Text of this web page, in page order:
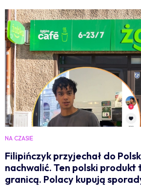
NA CZASIE
Filipińczyk przyjechał do
nachwalić. Ten polski produkt
granicą. Polacy kupują